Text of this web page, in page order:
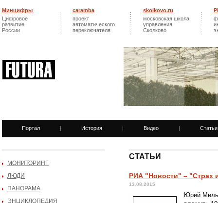
Минцифры
Цифровое
развитие
России
caramba
проект
автоматического
переключателя
skolkovo.ru
московская школа
управления
Сколково
Портал | История | Видео | Статьи
МОНИТОРИНГ
ЛЮДИ
ПАНОРАМА
ЭНЦИКЛОПЕДИЯ
СТАТЬИ
РИА "Новости" – "Страх
13.08.2015
Юрий